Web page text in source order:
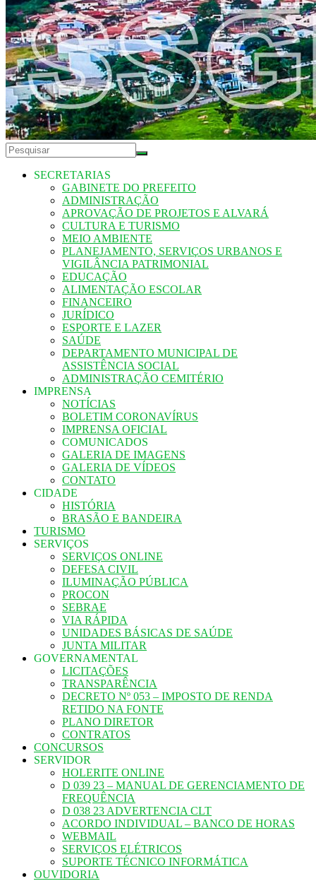
SECRETARIAS
GABINETE DO PREFEITO
ADMINISTRAÇÃO
APROVAÇÃO DE PROJETOS E ALVARÁ
CULTURA E TURISMO
MEIO AMBIENTE
PLANEJAMENTO, SERVIÇOS URBANOS E
VIGILÂNCIA PATRIMONIAL
EDUCAÇÃO
ALIMENTAÇÃO ESCOLAR
FINANCEIRO
JURÍDICO
ESPORTE E LAZER
SAÚDE
DEPARTAMENTO MUNICIPAL DE
ASSISTÊNCIA SOCIAL
ADMINISTRAÇÃO CEMITÉRIO
IMPRENSA
NOTÍCIAS
BOLETIM CORONAVÍRUS
IMPRENSA OFICIAL
COMUNICADOS
GALERIA DE IMAGENS
GALERIA DE VÍDEOS
CONTATO
CIDADE
HISTÓRIA
BRASÃO E BANDEIRA
TURISMO
SERVIÇOS
SERVIÇOS ONLINE
DEFESA CIVIL
ILUMINAÇÃO PÚBLICA
PROCON
SEBRAE
VIA RÁPIDA
UNIDADES BÁSICAS DE SAÚDE
JUNTA MILITAR
GOVERNAMENTAL
LICITAÇÕES
TRANSPARÊNCIA
DECRETO Nº 053 – IMPOSTO DE RENDA
RETIDO NA FONTE
PLANO DIRETOR
CONTRATOS
CONCURSOS
SERVIDOR
HOLERITE ONLINE
D 039 23 – MANUAL DE GERENCIAMENTO DE
FREQUÊNCIA
D 038 23 ADVERTENCIA CLT
ACORDO INDIVIDUAL – BANCO DE HORAS
WEBMAIL
SERVIÇOS ELÉTRICOS
SUPORTE TÉCNICO INFORMÁTICA
OUVIDORIA